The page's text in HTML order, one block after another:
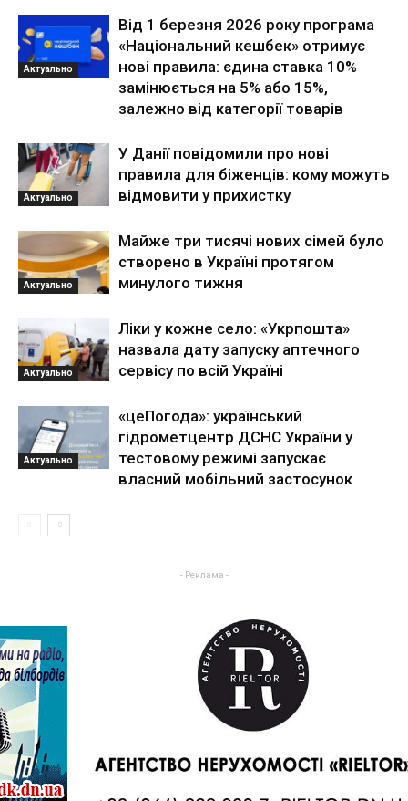
Актуально
Від 1 березня 2026 року програма
«Національний кешбек» отримує
нові правила: єдина ставка 10%
замінюється на 5% або 15%,
залежно від категорії товарів
Актуально
У Данії повідомили про нові
правила для біженців: кому можуть
відмовити у прихистку
Актуально
Майже три тисячі нових сімей було
створено в Україні протягом
минулого тижня
Актуально
Ліки у кожне село: «Укрпошта»
назвала дату запуску аптечного
сервісу по всій Україні
Актуально
«цеПогода»: український
гідрометцентр ДСНС України у
тестовому режимі запускає
власний мобільний застосунок
- Реклама -